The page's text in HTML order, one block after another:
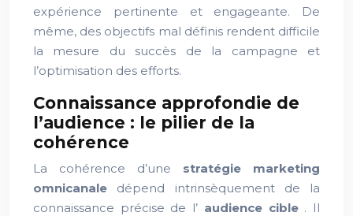
expérience pertinente et engageante. De
même, des objectifs mal définis rendent difficile
la mesure du succès de la campagne et
l’optimisation des efforts.
Connaissance approfondie de
l’audience : le pilier de la
cohérence
La cohérence d’une stratégie marketing
omnicanale dépend intrinsèquement de la
connaissance précise de l’ audience cible . Il